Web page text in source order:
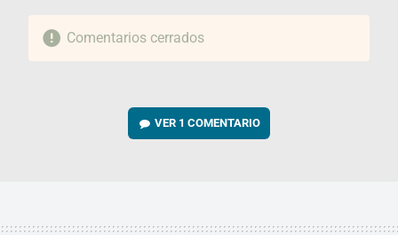
Comentarios cerrados
VER 1 COMENTARIO